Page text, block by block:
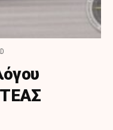
ΤΕΑΣ